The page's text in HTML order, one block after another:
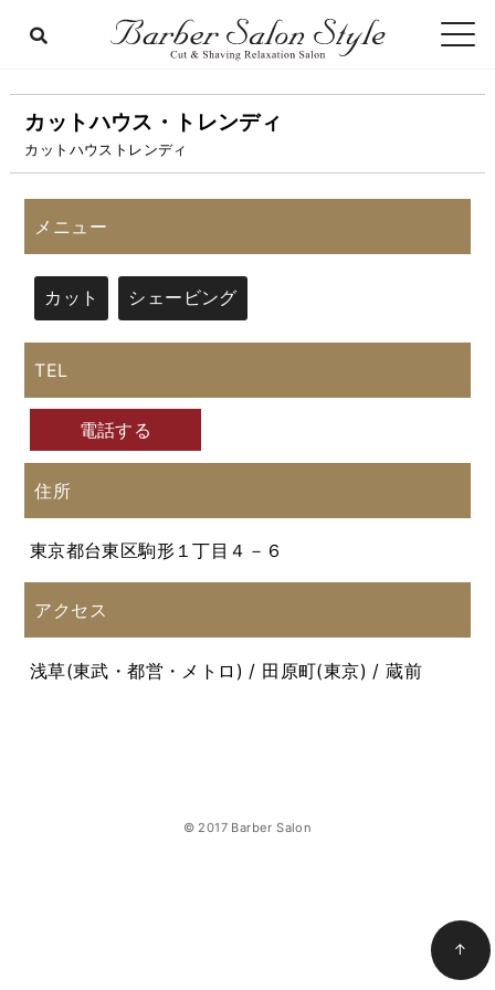
カットハウス・トレンディ
カットハウストレンディ
メニュー
カット シェービング
TEL
電話する
住所
東京都台東区駒形１丁目４－６
アクセス
浅草(東武・都営・メトロ) / 田原町(東京) / 蔵前
© 2017 Barber Salon
↑